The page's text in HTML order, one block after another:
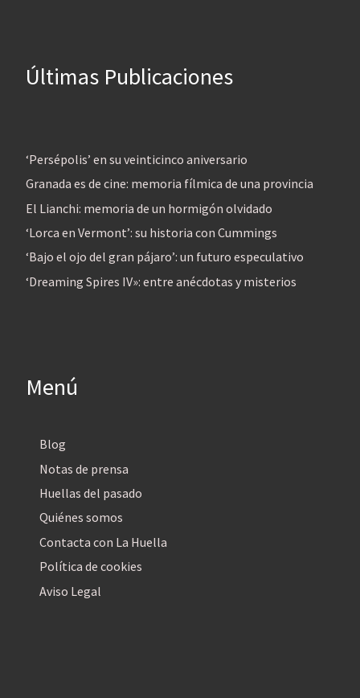
Últimas Publicaciones
‘Persépolis’ en su veinticinco aniversario
Granada es de cine: memoria fílmica de una provincia
El Lianchi: memoria de un hormigón olvidado
‘Lorca en Vermont’: su historia con Cummings
‘Bajo el ojo del gran pájaro’: un futuro especulativo
‘Dreaming Spires IV»: entre anécdotas y misterios
Menú
Blog
Notas de prensa
Huellas del pasado
Quiénes somos
Contacta con La Huella
Política de cookies
Aviso Legal